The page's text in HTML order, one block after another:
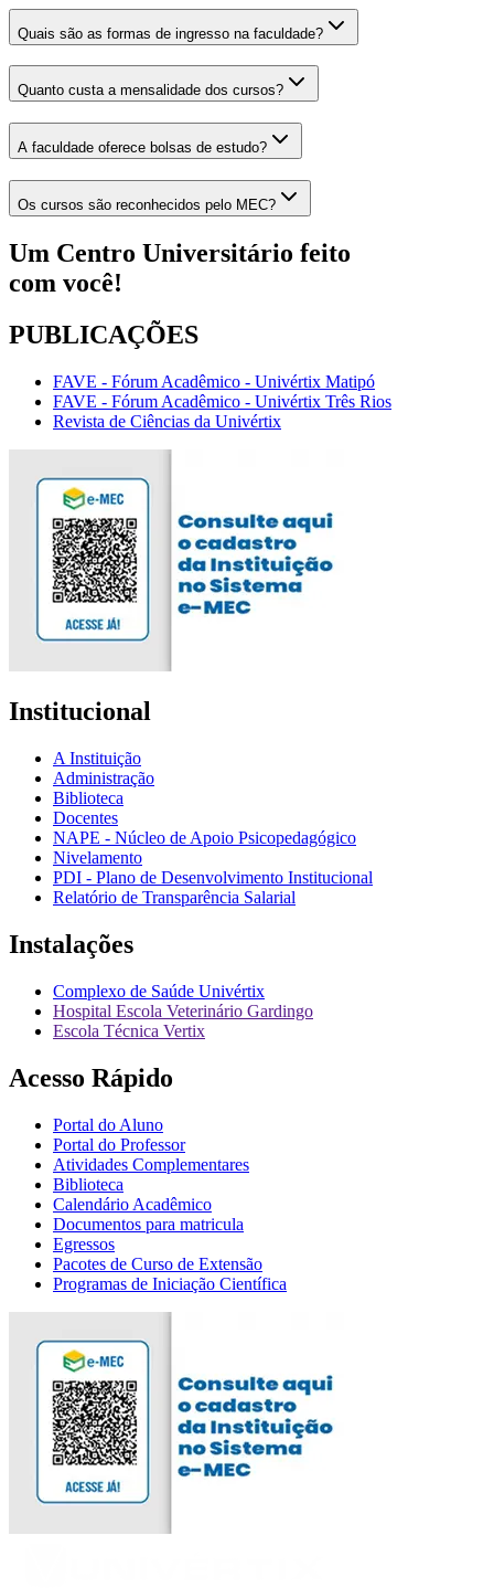
Quais são as formas de ingresso na faculdade?
Quanto custa a mensalidade dos cursos?
A faculdade oferece bolsas de estudo?
Os cursos são reconhecidos pelo MEC?
Um Centro Universitário feito
com você!
PUBLICAÇÕES
FAVE - Fórum Acadêmico - Univértix Matipó
FAVE - Fórum Acadêmico - Univértix Três Rios
Revista de Ciências da Univértix
Institucional
A Instituição
Administração
Biblioteca
Docentes
NAPE - Núcleo de Apoio Psicopedagógico
Nivelamento
PDI - Plano de Desenvolvimento Institucional
Relatório de Transparência Salarial
Instalações
Complexo de Saúde Univértix
Hospital Escola Veterinário Gardingo
Escola Técnica Vertix
Acesso Rápido
Portal do Aluno
Portal do Professor
Atividades Complementares
Biblioteca
Calendário Acadêmico
Documentos para matricula
Egressos
Pacotes de Curso de Extensão
Programas de Iniciação Científica